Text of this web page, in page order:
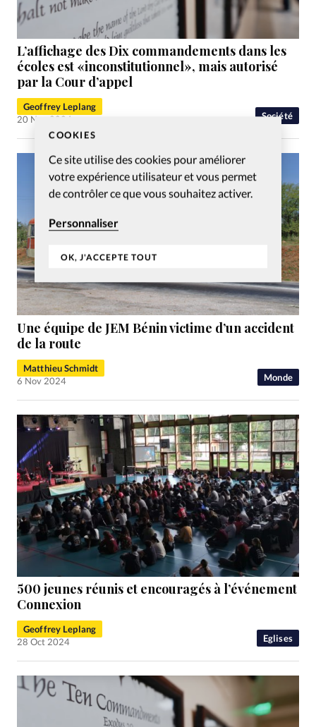
COOKIES
Ce site utilise des cookies pour améliorer
votre expérience utilisateur et vous permet
de contrôler ce que vous souhaitez activer.
Personnaliser
OK, J'ACCEPTE TOUT
Société
L’affichage des Dix commandements dans les
écoles est «inconstitutionnel», mais autorisé
par la Cour d’appel
Geoffrey Leplang
20 Nov 2024
Monde
Une équipe de JEM Bénin victime d’un accident
de la route
Matthieu Schmidt
6 Nov 2024
Eglises
500 jeunes réunis et encouragés à l’événement
Connexion
Geoffrey Leplang
28 Oct 2024